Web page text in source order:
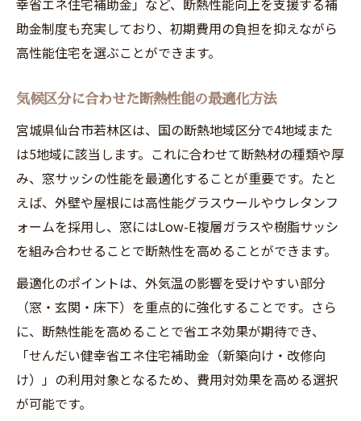
幸省エネ住宅補助金」など、断熱性能向上を支援する補
助金制度も充実しており、初期費用の負担を抑えながら
高性能住宅を選ぶことができます。
気候区分に合わせた断熱性能の最適化方法
宮城県仙台市若林区は、国の断熱地域区分で4地域また
は5地域に該当します。これに合わせて断熱材の種類や厚
み、窓サッシの性能を最適化することが重要です。たと
えば、外壁や屋根には高性能グラスウールやウレタンフ
ォームを採用し、窓にはLow-E複層ガラスや樹脂サッシ
を組み合わせることで断熱性を高めることができます。
最適化のポイントは、外気温の影響を受けやすい部分
（窓・玄関・床下）を重点的に強化することです。さら
に、断熱性能を高めることで省エネ効果が期待でき、
「せんだい健幸省エネ住宅補助金（新築向け・改修向
け）」の利用対象となるため、費用対効果を高める選択
が可能です。